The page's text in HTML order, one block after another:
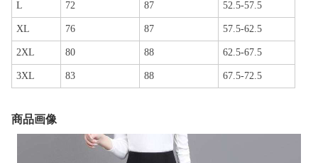
L 72 87 52.5-57.5
XL 76 87 57.5-62.5
2XL 80 88 62.5-67.5
3XL 83 88 67.5-72.5
商品画像